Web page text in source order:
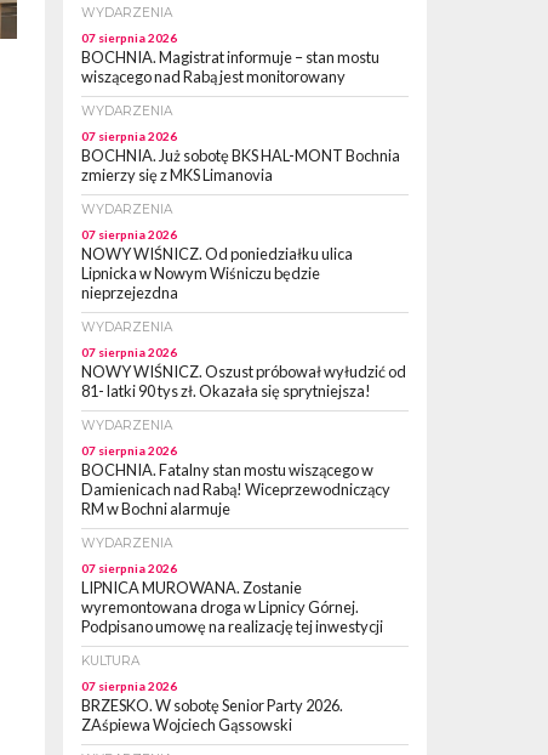
WYDARZENIA
07 sierpnia 2026
BOCHNIA. Magistrat informuje – stan mostu
wiszącego nad Rabą jest monitorowany
WYDARZENIA
07 sierpnia 2026
BOCHNIA. Już sobotę BKS HAL-MONT Bochnia
zmierzy się z MKS Limanovia
WYDARZENIA
07 sierpnia 2026
NOWY WIŚNICZ. Od poniedziałku ulica
Lipnicka w Nowym Wiśniczu będzie
nieprzejezdna
WYDARZENIA
07 sierpnia 2026
NOWY WIŚNICZ. Oszust próbował wyłudzić od
81- latki 90 tys zł. Okazała się sprytniejsza!
WYDARZENIA
07 sierpnia 2026
BOCHNIA. Fatalny stan mostu wiszącego w
Damienicach nad Rabą! Wiceprzewodniczący
RM w Bochni alarmuje
WYDARZENIA
07 sierpnia 2026
LIPNICA MUROWANA. Zostanie
wyremontowana droga w Lipnicy Górnej.
Podpisano umowę na realizację tej inwestycji
KULTURA
07 sierpnia 2026
BRZESKO. W sobotę Senior Party 2026.
ZAśpiewa Wojciech Gąssowski